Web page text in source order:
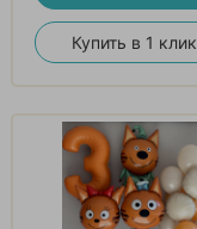
Купить в 1 клик